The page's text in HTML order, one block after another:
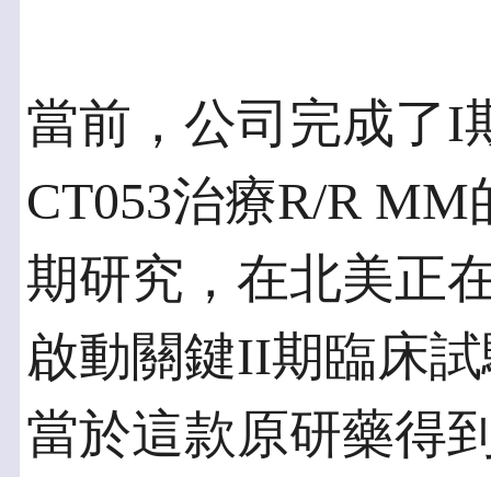
當前，公司完成了I
CT053治療R/R
期研究，在北美正
啟動關鍵II期臨床
當於這款原研藥得